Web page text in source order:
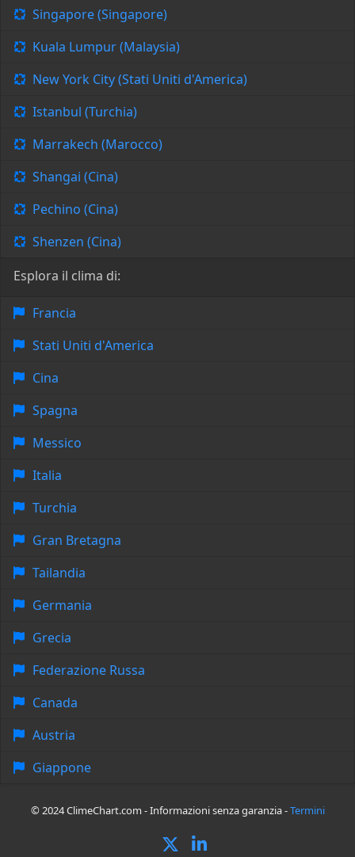
Singapore (Singapore)
Kuala Lumpur (Malaysia)
New York City (Stati Uniti d'America)
Istanbul (Turchia)
Marrakech (Marocco)
Shangai (Cina)
Pechino (Cina)
Shenzen (Cina)
Esplora il clima di:
Francia
Stati Uniti d'America
Cina
Spagna
Messico
Italia
Turchia
Gran Bretagna
Tailandia
Germania
Grecia
Federazione Russa
Canada
Austria
Giappone
© 2024 ClimeChart.com - Informazioni senza garanzia -Termini